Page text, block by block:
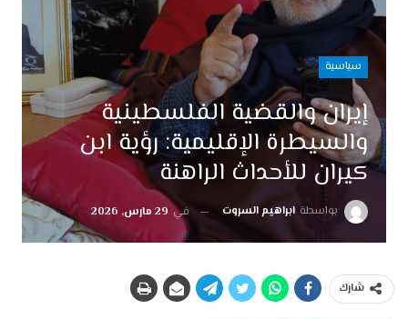
سياسية
إيران والقضية الفلسطينية
والسيطرة الإقليمية: رؤية ابن
كيران للأحداث الراهنة
بواسطة ابراهيم السروت في 29 مارس, 2026
شارك